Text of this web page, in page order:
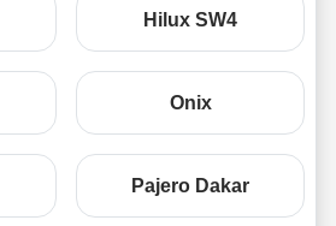
Hilux SW4
Onix
Pajero Dakar